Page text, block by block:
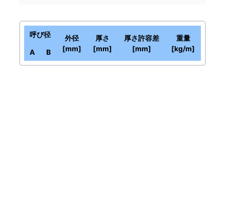
呼び径
外径
[mm]
厚さ
[mm]
厚さ許容差
[mm]
重量
[kg/m]
A B